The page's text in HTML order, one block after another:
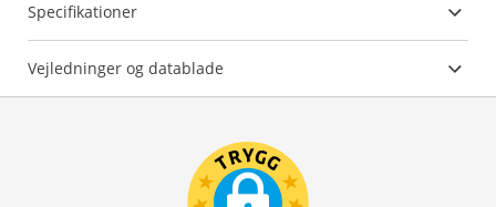
Specifikationer
Vejledninger og datablade